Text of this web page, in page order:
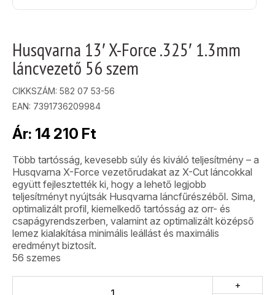
Husqvarna 13′ X-Force .325′ 1.3mm
láncvezető 56 szem
CIKKSZÁM: 582 07 53-56
EAN: 7391736209984
Ár: 14 210 Ft
Több tartósság, kevesebb súly és kiváló teljesítmény – a
Husqvarna X-Force vezetőrudakat az X-Cut láncokkal
együtt fejlesztették ki, hogy a lehető legjobb
teljesítményt nyújtsák Husqvarna láncfűrészéből. Sima,
optimalizált profil, kiemelkedő tartósság az orr- és
csapágyrendszerben, valamint az optimalizált középső
lemez kialakítása minimális leállást és maximális
eredményt biztosít.
56 szemes
+